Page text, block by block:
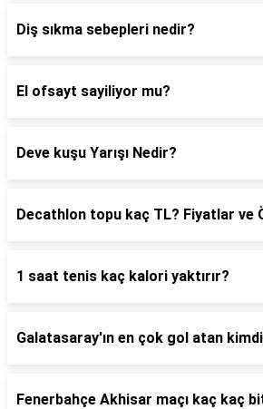
Diş sıkma sebepleri nedir?
El ofsayt sayiliyor mu?
Deve kuşu Yarışı Nedir?
Decathlon topu kaç TL? Fiyatlar ve
1 saat tenis kaç kalori yaktırır?
Galatasaray'ın en çok gol atan
Fenerbahçe Akhisar maçı kaç kaç